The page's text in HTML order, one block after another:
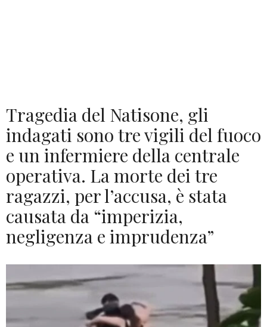
Tragedia del Natisone, gli
indagati sono tre vigili del fuoco
e un infermiere della centrale
operativa. La morte dei tre
ragazzi, per l’accusa, è stata
causata da “imperizia,
negligenza e imprudenza”